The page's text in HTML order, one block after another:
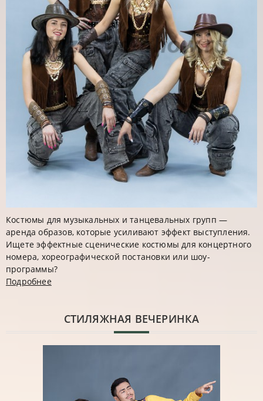
Костюмы для музыкальных и танцевальных групп —
аренда образов, которые усиливают эффект выступления.
Ищете эффектные сценические костюмы для концертного
номера, хореографической постановки или шоу-
программы?
Подробнее
CТИЛЯЖНАЯ ВЕЧЕРИНКА